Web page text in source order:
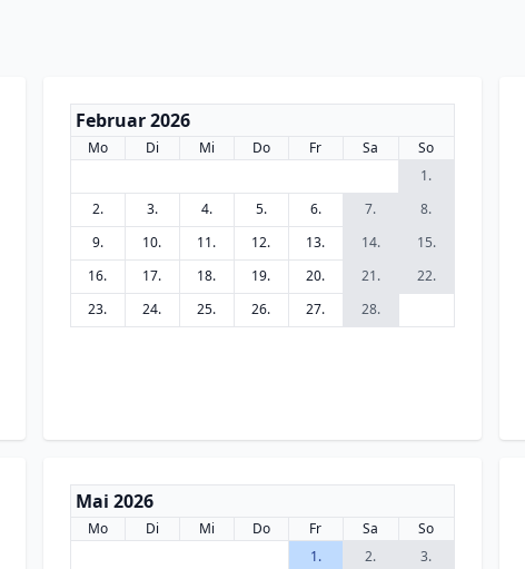
Februar 2026
Mo Di Mi Do Fr Sa
So
1.
2.
3. 4. 5. 6. 7.
8.
9.
10. 11. 12. 13. 14.
15.
16.
17. 18. 19. 20. 21.
22.
23.
24. 25. 26. 27. 28.
Mai 2026
Mo Di Mi Do Fr Sa
So
1.
2.
3.